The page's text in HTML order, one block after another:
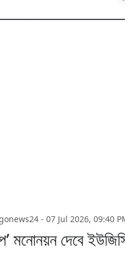
- 07 Jul 2026, 09:40
মনোনয়ন দেবে